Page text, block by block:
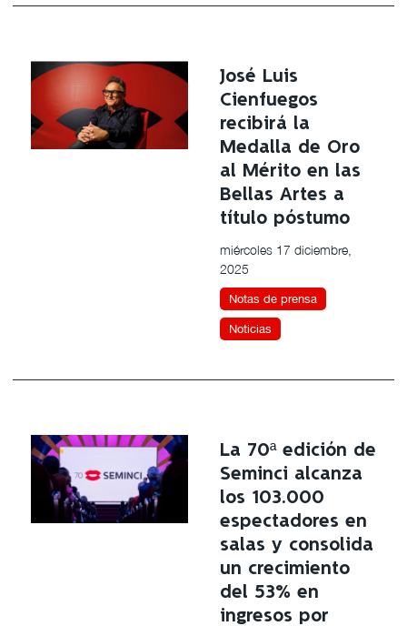
José Luis
Cienfuegos
recibirá la
Medalla de Oro
al Mérito en las
Bellas Artes a
título póstumo
miércoles 17 diciembre,
2025
Notas de prensa
Noticias
La 70ª edición de
Seminci alcanza
los 103.000
espectadores en
salas y consolida
un crecimiento
del 53% en
ingresos por